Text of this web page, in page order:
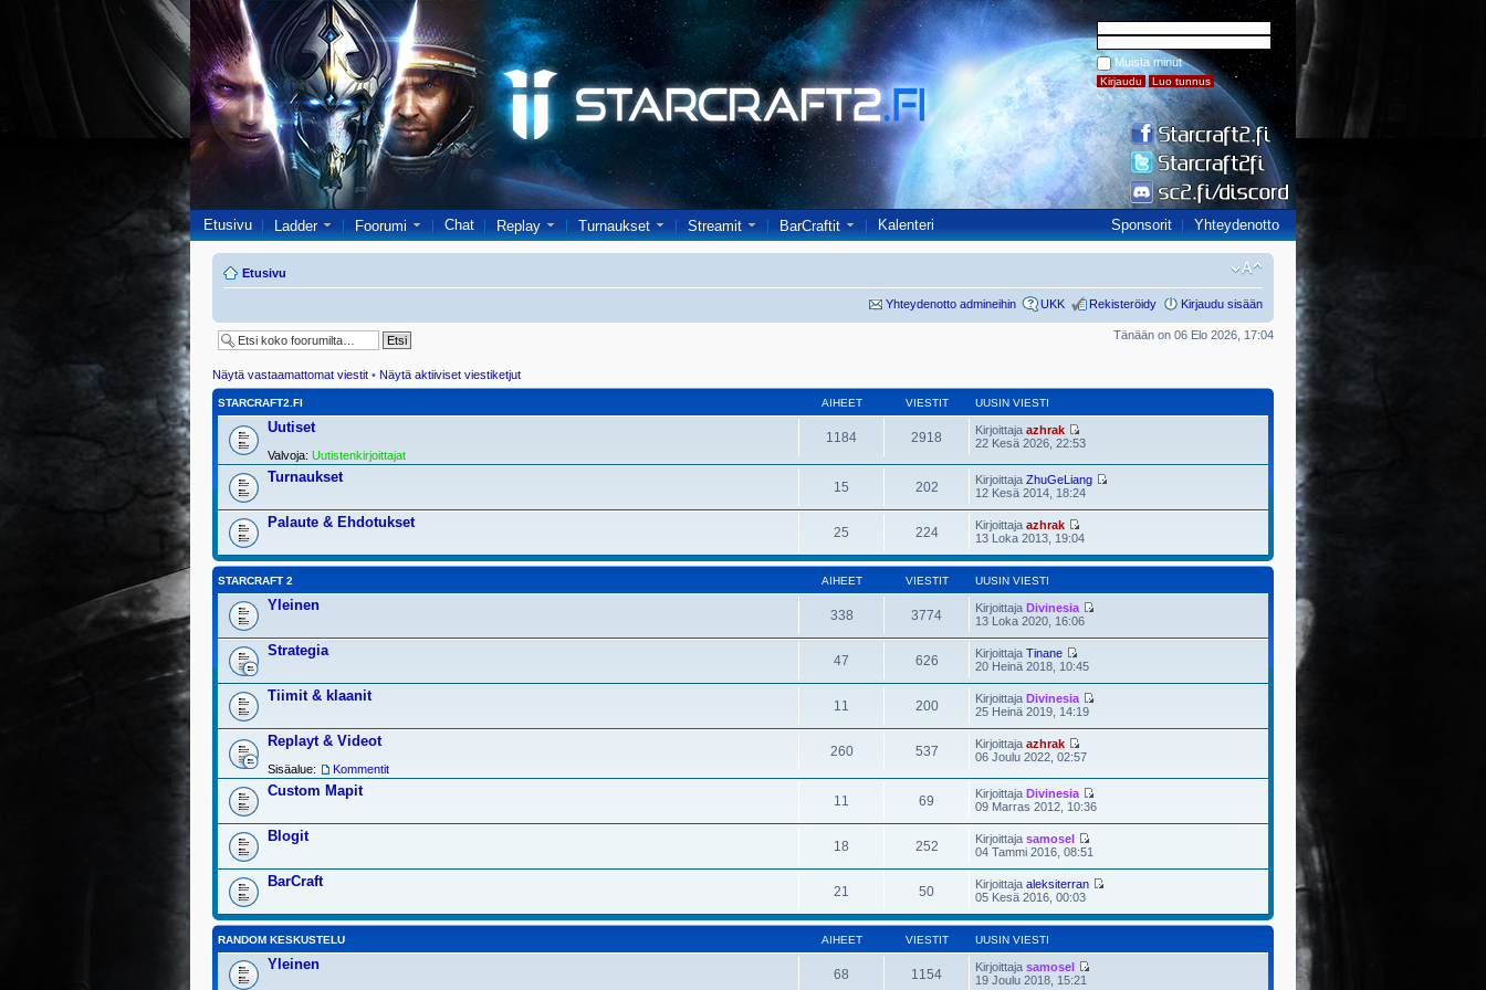
Muista minut
Etusivu Ladder Foorumi Chat Replay Turnaukset Streamit BarCraftit Kalenteri Sponsorit Yhteydenotto
Etusivu
Yhteydenotto admineihin UKK Rekisteröidy Kirjaudu sisään
Tänään on 06 Elo 2026, 17:04
Näytä vastaamattomat viestit • Näytä aktiiviset viestiketjut
STARCRAFT2.FI AIHEET VIESTIT UUSIN VIESTI
Uutiset
Valvoja: Uutistenkirjoittajat
1184 2918 Kirjoittaja azhrak
22 Kesä 2026, 22:53
Turnaukset
15 202 Kirjoittaja ZhuGeLiang
12 Kesä 2014, 18:24
Palaute & Ehdotukset
25 224 Kirjoittaja azhrak
13 Loka 2013, 19:04
STARCRAFT 2 AIHEET VIESTIT UUSIN VIESTI
Yleinen
338 3774 Kirjoittaja Divinesia
13 Loka 2020, 16:06
Strategia
47 626 Kirjoittaja Tinane
20 Heinä 2018, 10:45
Tiimit & klaanit
11 200 Kirjoittaja Divinesia
25 Heinä 2019, 14:19
Replayt & Videot
Sisäalue: Kommentit
260 537 Kirjoittaja azhrak
06 Joulu 2022, 02:57
Custom Mapit
11 69 Kirjoittaja Divinesia
09 Marras 2012, 10:36
Blogit
18 252 Kirjoittaja samosel
04 Tammi 2016, 08:51
BarCraft
21 50 Kirjoittaja aleksiterran
05 Kesä 2016, 00:03
RANDOM KESKUSTELU AIHEET VIESTIT UUSIN VIESTI
Yleinen
68 1154 Kirjoittaja samosel
19 Joulu 2018, 15:21